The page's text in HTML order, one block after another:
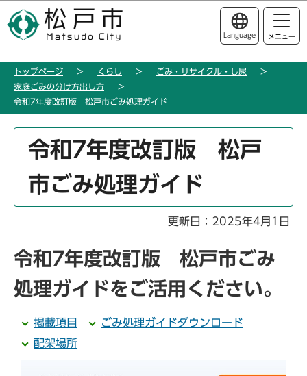
の
ー
このページの本文へ移動
Language メニュー
トップページ くらし
ごみ・リサイクル・し尿
家庭ごみの分け方出し方
令和7年度改訂版 松戸市ごみ処理ガイド
か
令和7年度改訂版 松戸
市ごみ処理ガイド
更新日：2025年4月1日
令和7年度改訂版 松戸市ごみ
処理ガイドをご活用ください。
掲載項目
ごみ処理ガイドダウンロード
配架場所